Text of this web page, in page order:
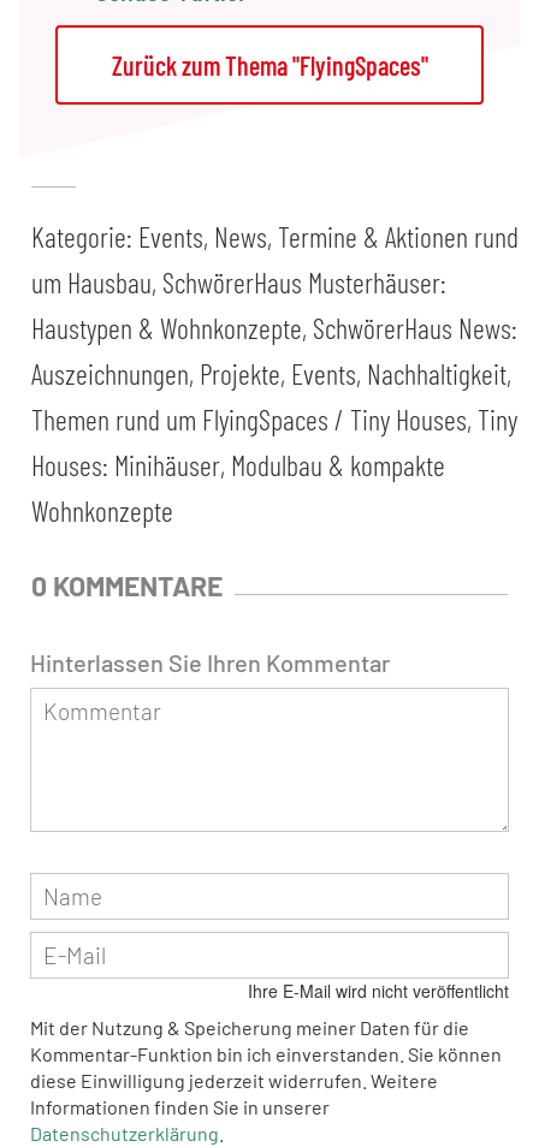
Zurück zum Thema "FlyingSpaces"
Kategorie: Events, News, Termine & Aktionen rund
um Hausbau, SchwörerHaus Musterhäuser:
Haustypen & Wohnkonzepte, SchwörerHaus News:
Auszeichnungen, Projekte, Events, Nachhaltigkeit,
Themen rund um FlyingSpaces / Tiny Houses, Tiny
Houses: Minihäuser, Modulbau & kompakte
Wohnkonzepte
0 KOMMENTARE
Hinterlassen Sie Ihren Kommentar
Ihre E-Mail wird nicht veröffentlicht
Mit der Nutzung & Speicherung meiner Daten für die
Kommentar-Funktion bin ich einverstanden. Sie können
diese Einwilligung jederzeit widerrufen. Weitere
Informationen finden Sie in unserer
Datenschutzerklärung